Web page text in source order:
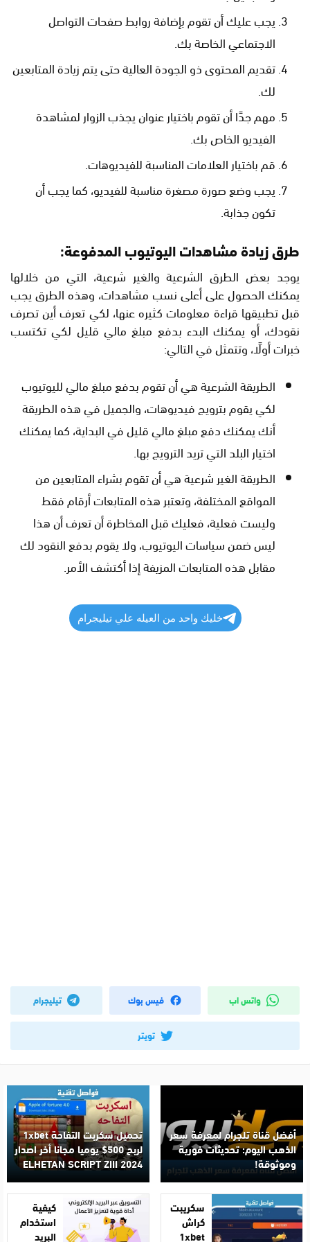
يجب عليك أن تقوم بإضافة روابط صفحات التواصل
الاجتماعي الخاصة بك.
تقديم المحتوى ذو الجودة العالية حتى يتم زيادة المتابعين
لك.
مهم جدًا أن تقوم باختيار عنوان يجذب الزوار لمشاهدة
الفيديو الخاص بك.
قم باختيار العلامات المناسبة للفيديوهات.
يجب وضع صورة مصغرة مناسبة للفيديو، كما يجب أن
تكون جذابة.
طرق زيادة مشاهدات اليوتيوب المدفوعة:
يوجد بعض الطرق الشرعية والغير شرعية، التي من خلالها
يمكنك الحصول على أعلى نسب مشاهدات، وهذه الطرق يجب
قبل تطبيقها قراءة معلومات كثيره عنها، لكي تعرف أين تصرف
نقودك، أو يمكنك البدء بدفع مبلغ مالي قليل لكي تكتسب
خبرات أولًا، وتتمثل في التالي:
الطريقة الشرعية هي أن تقوم بدفع مبلغ مالي لليوتيوب
لكي يقوم بترويج فيديوهات، والجميل في هذه الطريقة
أنك يمكنك دفع مبلغ مالي قليل في البداية، كما يمكنك
اختيار البلد التي تريد الترويج بها.
الطريقة الغير شرعية هي أن تقوم بشراء المتابعين من
المواقع المختلفة، وتعتبر هذه المتابعات أرقام فقط
وليست فعلية، فعليك قبل المخاطرة أن تعرف أن هذا
ليس ضمن سياسات اليوتيوب، ولا يقوم بدفع النقود لك
مقابل هذه المتابعات المزيفة إذا أكتشف الأمر.
خليك واحد من العيله علي تيليجرام
واتس اب فيس بوك تيليجرام
تويتر
أفضل قناة تلجرام لمعرفة سعر
الذهب اليوم: تحديثات فورية
وموثوقة!
تحميل سكربت التفاحة 1xbet
لربح 500$ يوميا مجانا أخر اصدار
2024 ELHETAN SCRIPT ZIII
سكريبت
كراش
1xbet
كيفية
استخدام
البريد